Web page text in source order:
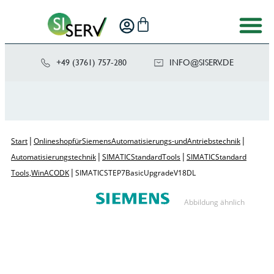
+49 (3761) 757-280 ED.VRE
SIS@OF
NI
Start | Onlineshop für Siemens Automatisierungs- und Antriebstechnik |
Automatisierungstechnik | SIMATIC Standard Tools | SIMATIC Standard
Tools, WinAC ODK | SIMATIC STEP 7 Basic Upgrade V18 DL
Abbildung ähnlich